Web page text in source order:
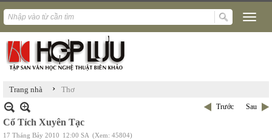
Trang nhà › Thơ
Trước Sau
Cổ Tích Xuyên Tạc
17 Tháng Bảy 2010 12:00 SA (Xem: 45804)